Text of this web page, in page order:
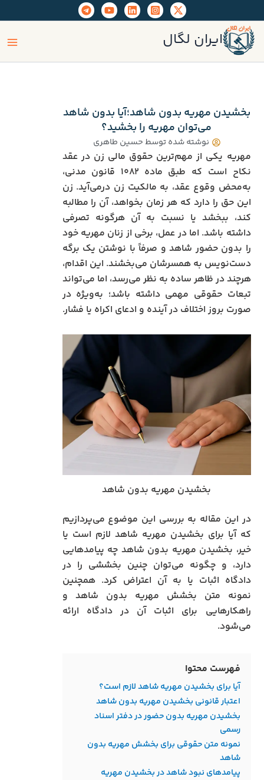
به
محتوا
ایران لگال
بخشیدن مهریه بدون شاهد؛آیا بدون شاهد
می‌توان مهریه را بخشید؟
نوشته شده توسطحسین طاهری
مهریه یکی از مهم‌ترین حقوق مالی زن در عقد
نکاح است که طبق ماده ۱۰۸۲ قانون مدنی،
به‌محض وقوع عقد، به مالکیت زن درمی‌آید. زن
این حق را دارد که هر زمان بخواهد، آن را مطالبه
کند، ببخشد یا نسبت به آن هرگونه تصرفی
داشته باشد. اما در عمل، برخی از زنان مهریه خود
را بدون حضور شاهد و صرفاً با نوشتن یک برگه
دست‌نویس به همسرشان می‌بخشند. این اقدام،
هرچند در ظاهر ساده به نظر می‌رسد، اما می‌تواند
تبعات حقوقی مهمی داشته باشد؛ به‌ویژه در
صورت بروز اختلاف در آینده و ادعای اکراه یا فشار.
بخشیدن مهریه بدون شاهد
در این مقاله به بررسی این موضوع می‌پردازیم
که آیا برای بخشیدن مهریه شاهد لازم است یا
خیر، بخشیدن مهریه بدون شاهد چه پیامدهایی
دارد، و چگونه می‌توان چنین بخششی را در
دادگاه اثبات یا به آن اعتراض کرد. همچنین
نمونه متن بخشش مهریه بدون شاهد و
راهکارهایی برای اثبات آن در دادگاه ارائه
می‌شود.
فهرست محتوا
آیا برای بخشیدن مهریه شاهد لازم است؟
اعتبار قانونی بخشیدن مهریه بدون شاهد
بخشیدن مهریه بدون حضور در دفتر اسناد
رسمی
نمونه متن حقوقی برای بخشش مهریه بدون
شاهد
پیامدهای نبود شاهد در بخشیدن مهریه